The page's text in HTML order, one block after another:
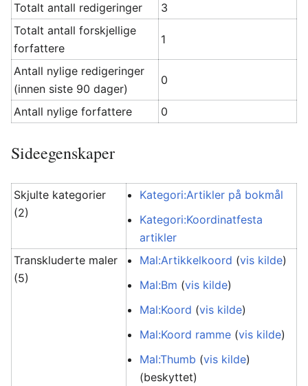
Totalt antall redigeringer
3
Totalt antall forskjellige
forfattere
1
Antall nylige redigeringer
(innen siste 90 dager)
0
Antall nylige forfattere 0
Sideegenskaper
Skjulte kategorier
(2)
Kategori:Artikler på bokmål
Kategori:Koordinatfesta
artikler
Transkluderte maler
(5)
Mal:Artikkelkoord (vis kilde)
Mal:Bm (vis kilde)
Mal:Koord (vis kilde)
Mal:Koord ramme (vis kilde)
Mal:Thumb (vis kilde)
(beskyttet)